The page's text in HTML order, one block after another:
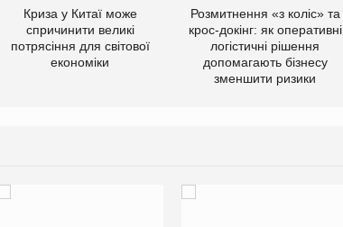
Криза у Китаї може
спричинити великі
потрясіння для світової
економіки
Розмитнення «з коліс» та
крос-докінг: як оперативні
логістичні рішення
допомагають бізнесу
зменшити ризики